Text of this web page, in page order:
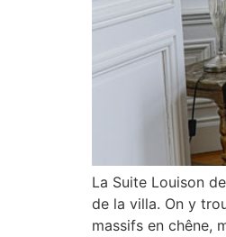
La Suite Louison
de la villa. On y
massifs en chêne,